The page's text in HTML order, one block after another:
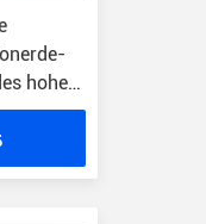
hohen